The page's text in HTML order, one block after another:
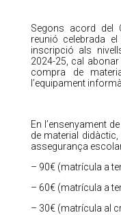
Segons acord del
reunió celebrada
inscripció als
2024-25, cal
compra de
l’equipament
En l’ensenyament
de material
assegurança
– 90€ (matrícula a
– 60€ (matrícula a
– 30€ (matrícula al